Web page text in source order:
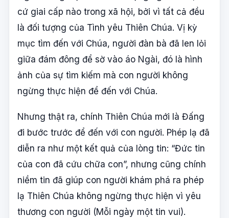
cứ giai cấp nào trong xã hội, bởi vì tất cả đều
là đối tượng của Tình yêu Thiên Chúa. Vị kỳ
mục tìm đến với Chúa, người đàn bà đã len lỏi
giữa đám đông để sờ vào áo Ngài, đó là hình
ảnh của sự tìm kiếm mà con người không
ngừng thực hiện để đến với Chúa.
Nhưng thật ra, chính Thiên Chúa mới là Đấng
đi bước trước để đến với con người. Phép lạ đã
diễn ra như một kết quả của lòng tin: “Đức tin
của con đã cứu chữa con”, nhưng cũng chính
niềm tin đã giúp con người khám phá ra phép
lạ Thiên Chúa không ngừng thực hiện vì yêu
thương con người (Mỗi ngày một tin vui).